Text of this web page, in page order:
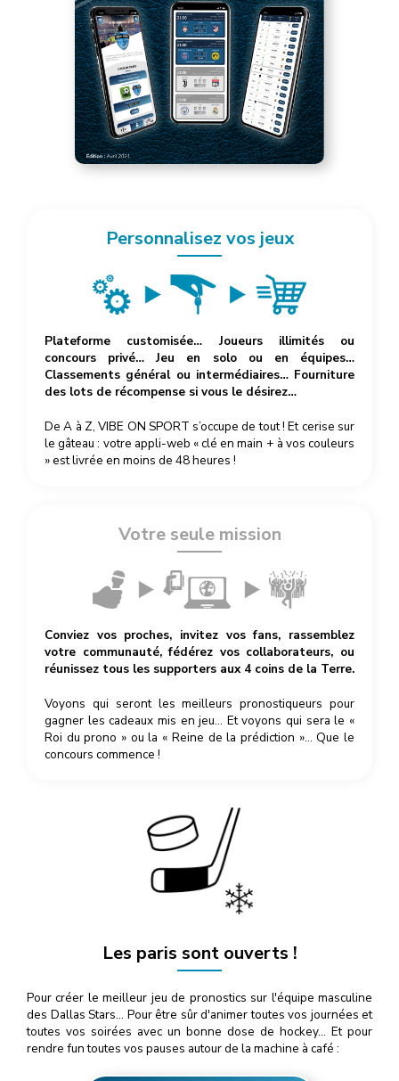
Personnalisez vos jeux
Plateforme customisée… Joueurs illimités ou
concours privé… Jeu en solo ou en équipes…
Classements général ou intermédiaires… Fourniture
des lots de récompense si vous le désirez…
De A à Z, VIBE ON SPORT s’occupe de tout ! Et cerise sur
le gâteau : votre appli-web « clé en main + à vos couleurs
» est livrée en moins de 48 heures !
Votre seule mission
Conviez vos proches, invitez vos fans, rassemblez
votre communauté, fédérez vos collaborateurs, ou
réunissez tous les supporters aux 4 coins de la Terre.
Voyons qui seront les meilleurs pronostiqueurs pour
gagner les cadeaux mis en jeu… Et voyons qui sera le «
Roi du prono » ou la « Reine de la prédiction »… Que le
concours commence !
Les paris sont ouverts !
Pour créer le meilleur jeu de pronostics sur l'équipe masculine
des Dallas Stars… Pour être sûr d'animer toutes vos journées et
toutes vos soirées avec un bonne dose de hockey… Et pour
rendre fun toutes vos pauses autour de la machine à café :